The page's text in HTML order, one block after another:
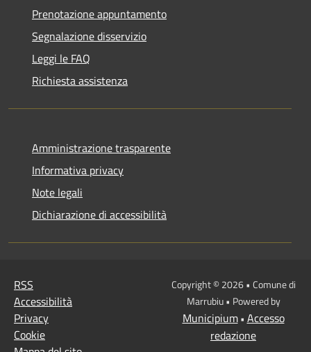
Prenotazione appuntamento
Segnalazione disservizio
Leggi le FAQ
Richiesta assistenza
Amministrazione trasparente
Informativa privacy
Note legali
Dichiarazione di accessibilità
RSS
Accessibilità
Privacy
Cookie
Copyright © 2026 • Comune di
Marrubiu • Powered by
Municipium• Accesso
redazione